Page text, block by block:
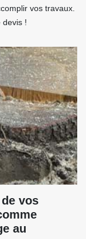
vos travaux.
devis !
vos
au